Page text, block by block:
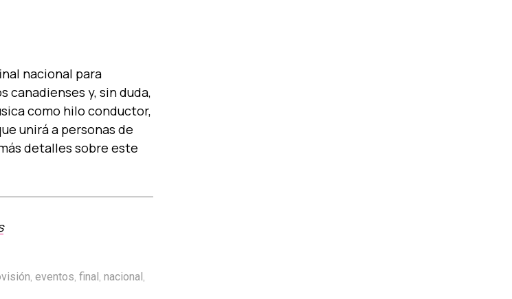
nacional para
canadienses y, sin duda,
como hilo conductor,
unirá a personas de
detalles sobre este
, eventos, final, nacional,